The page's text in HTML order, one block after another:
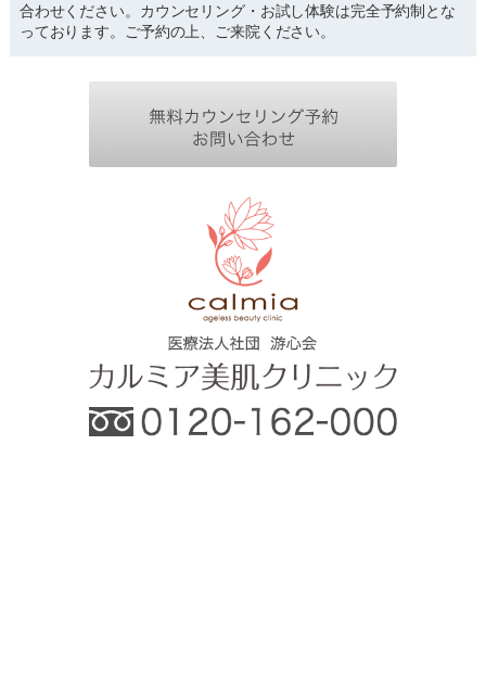
合わせください。カウンセリング・お試し体験は完全予約制とな
っております。ご予約の上、ご来院ください。